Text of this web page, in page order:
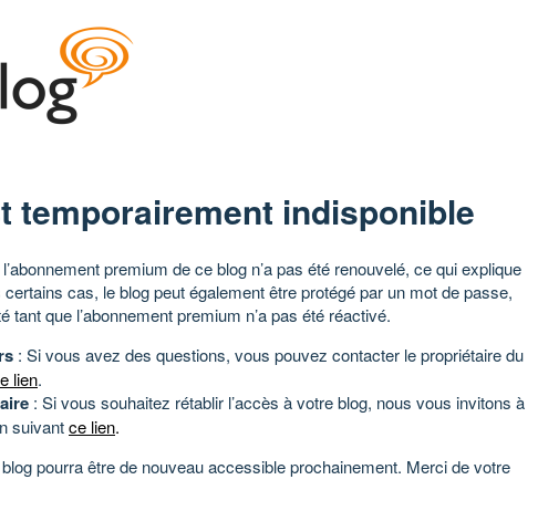
temporairement indisponible
premium de ce blog n’a pas été renouvelé, ce qui explique
cas, le blog peut également être protégé par un mot de passe,
tant que l’abonnement premium n’a pas été réactivé.
: Si vous avez des questions, vous pouvez contacter le propriétaire du
lien.
: Si vous souhaitez rétablir l’accès à votre blog, nous vous invitons à
suivantce lien.
pourra être de nouveau accessible prochainement. Merci de votre